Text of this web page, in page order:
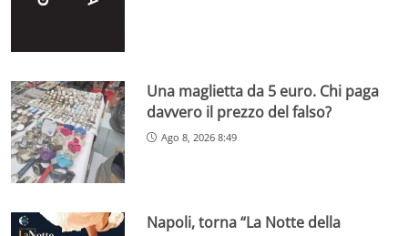
Una maglietta da 5 euro. Chi paga
davvero il prezzo del falso?
Ago 8, 2026 8:49
Napoli, torna “La Notte della